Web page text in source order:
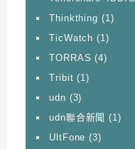
Thinkthing (1)
TicWatch (1)
TORRAS (4)
Tribit (1)
udn (3)
udn聯合新聞 (1)
UltFone (3)